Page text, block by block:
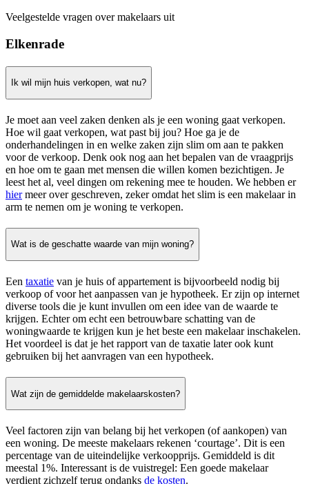
Veelgestelde vragen over makelaars uit
Elkenrade
Ik wil mijn huis verkopen, wat nu?
Je moet aan veel zaken denken als je een woning gaat verkopen.
Hoe wil gaat verkopen, wat past bij jou? Hoe ga je de
onderhandelingen in en welke zaken zijn slim om aan te pakken
voor de verkoop. Denk ook nog aan het bepalen van de vraagprijs
en hoe om te gaan met mensen die willen komen bezichtigen. Je
leest het al, veel dingen om rekening mee te houden. We hebben er
hiermeer over geschreven, zeker omdat het slim is een makelaar in
arm te nemen om je woning te verkopen.
Wat is de geschatte waarde van mijn woning?
Een taxatie van je huis of appartement is bijvoorbeeld nodig bij
verkoop of voor het aanpassen van je hypotheek. Er zijn op internet
diverse tools die je kunt invullen om een idee van de waarde te
krijgen. Echter om echt een betrouwbare schatting van de
woningwaarde te krijgen kun je het beste een makelaar inschakelen.
Het voordeel is dat je het rapport van de taxatie later ook kunt
gebruiken bij het aanvragen van een hypotheek.
Wat zijn de gemiddelde makelaarskosten?
Veel factoren zijn van belang bij het verkopen (of aankopen) van
een woning. De meeste makelaars rekenen ‘courtage’. Dit is een
percentage van de uiteindelijke verkoopprijs. Gemiddeld is dit
meestal 1%. Interessant is de vuistregel: Een goede makelaar
verdient zichzelf terug ondanks de kosten.